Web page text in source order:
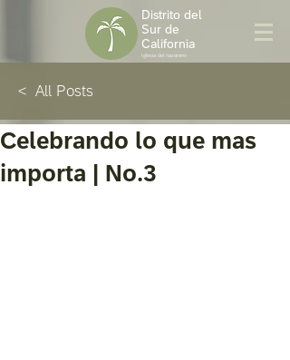
Distrito del
Sur de
California
Iglesia del nazareno
< All Posts
Celebrando lo que mas
importa | No.3